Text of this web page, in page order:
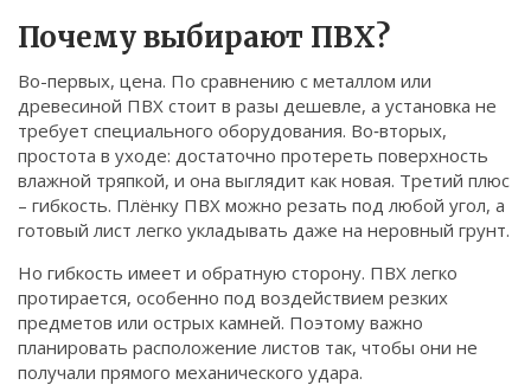
Связаться
© 2026. Все права защищены.
Почему выбирают ПВХ?
Во-первых, цена. По сравнению с металлом или
древесиной ПВХ стоит в разы дешевле, а установка не
требует специального оборудования. Во‑вторых,
простота в уходе: достаточно протереть поверхность
влажной тряпкой, и она выглядит как новая. Третий плюс
– гибкость. Плёнку ПВХ можно резать под любой угол, а
готовый лист легко укладывать даже на неровный грунт.
Но гибкость имеет и обратную сторону. ПВХ легко
протирается, особенно под воздействием резких
предметов или острых камней. Поэтому важно
планировать расположение листов так, чтобы они не
получали прямого механического ударa.